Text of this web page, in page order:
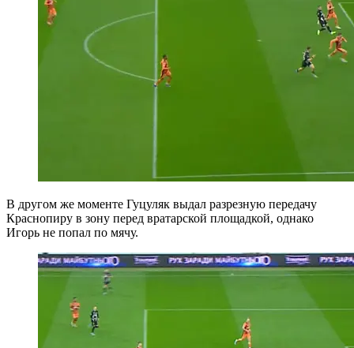
В другом же моменте Гуцуляк выдал разрезную передачу
Краснопиру в зону перед вратарской площадкой, однако
Игорь не попал по мячу.